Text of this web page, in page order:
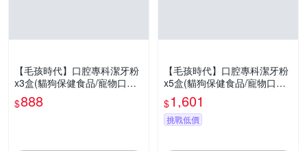
【毛孩時代】口腔專科潔牙粉
x3盒(貓狗保健食品/寵物口腔
保健)
$888
【毛孩時代】口腔專科潔牙粉
x5盒(貓狗保健食品/寵物口腔
保健)
$1,601
挑戰低價